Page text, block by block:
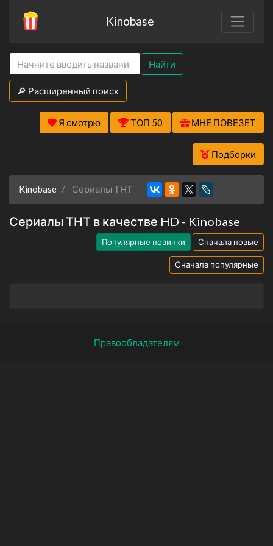
Kinobase
Найти
🔎 Расширенный поиск
Я смотрю ТОП 50 МНЕ ПОВЕЗЕТ
Подборки
Kinobase Сериалы ТНТ
Сериалы ТНТ в качестве HD - Kinobase
Популярные новинки Сначала новые
Сначала популярные
Правообладателям